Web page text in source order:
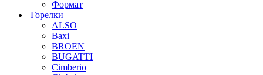
Формат
Горелки
ALSO
Baxi
BROEN
BUGATTI
Cimberio